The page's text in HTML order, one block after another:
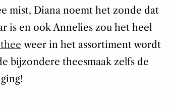
mist, Diana noemt het zonde dat
is en ook Annelies zou het heel
weer in het assortiment wordt
bijzondere theesmaak zelfs de